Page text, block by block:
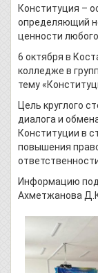
Конституция –
определяющий
ценности
6 октября в
колледже в
тему
Цель круглого
диалога и
Конституции в
повышения
Информацию
Ахметжанова